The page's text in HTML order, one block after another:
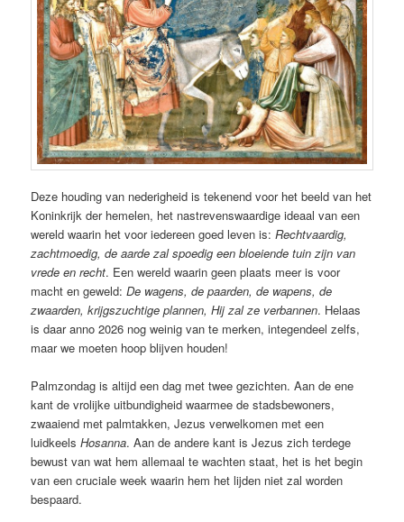
Deze houding van nederigheid is tekenend voor het beeld van het
Koninkrijk der hemelen, het nastrevenswaardige ideaal van een
wereld waarin het voor iedereen goed leven is:Rechtvaardig,
zachtmoedig, de aarde zal spoedig een bloeiende tuin zijn van
vrede en recht. Een wereld waarin geen plaats meer is voor
macht en geweld:De wagens, de paarden, de wapens, de
zwaarden, krijgszuchtige plannen, Hij zal ze verbannen. Helaas
is daar anno 2026 nog weinig van te merken, integendeel zelfs,
maar we moeten hoop blijven houden!
Palmzondag is altijd een dag met twee gezichten. Aan de ene
kant de vrolijke uitbundigheid waarmee de stadsbewoners,
zwaaiend met palmtakken, Jezus verwelkomen met een
luidkeelsHosanna. Aan de andere kant is Jezus zich terdege
bewust van wat hem allemaal te wachten staat, het is het begin
van een cruciale week waarin hem het lijden niet zal worden
bespaard.